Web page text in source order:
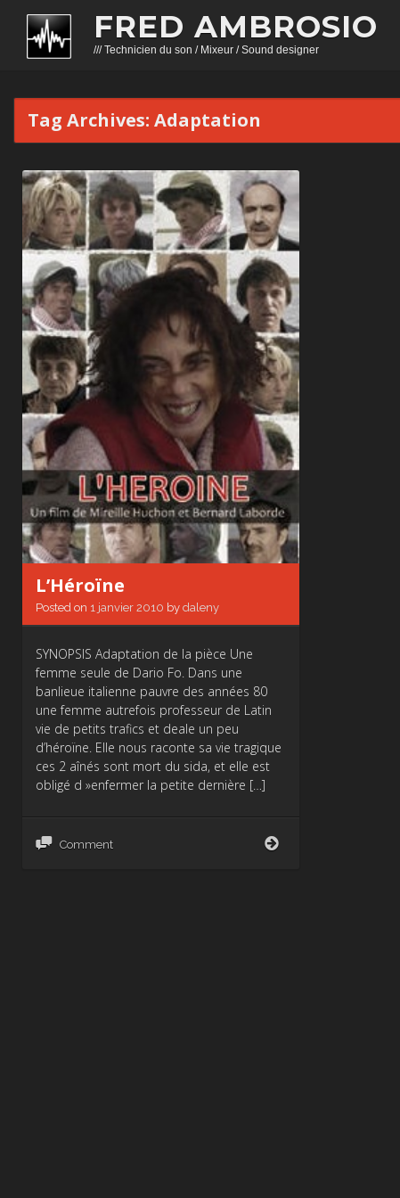
FRED AMBROSIO
/// Technicien du son / Mixeur / Sound designer
Tag Archives: Adaptation
L’Héroïne
Posted on 1 janvier 2010 by daleny
SYNOPSIS Adaptation de la pièce Une
femme seule de Dario Fo. Dans une
banlieue italienne pauvre des années 80
une femme autrefois professeur de Latin
vie de petits trafics et deale un peu
d’héroïne. Elle nous raconte sa vie tragique
ces 2 aînés sont mort du sida, et elle est
obligé d »enfermer la petite dernière […]
Comment